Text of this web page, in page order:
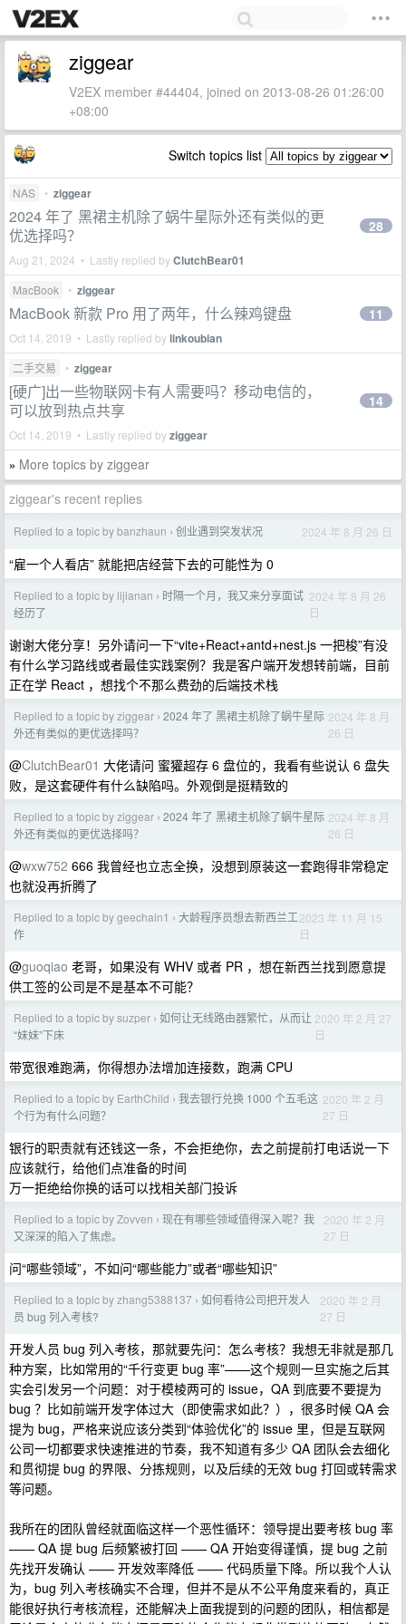
ziggear
V2EX member #44404, joined on 2013-08-26 01:26:00
+08:00
Switch topics list
NAS • ziggear
2024 年了 黑裙主机除了蜗牛星际外还有类似的更
优选择吗？
Aug 21, 2024 • Lastly replied byClutchBear01
28
MacBook • ziggear
MacBook 新款 Pro 用了两年，什么辣鸡键盘
Oct 14, 2019 • Lastly replied bylinkoubian
11
二手交易 • ziggear
[硬广]出一些物联网卡有人需要吗？移动电信的，
可以放到热点共享
Oct 14, 2019 • Lastly replied byziggear
14
» More topics by ziggear
ziggear's recent replies
Replied to a topic by banzhaun › 创业遇到突发状况 2024 年 8 月 26 日
“雇一个人看店” 就能把店经营下去的可能性为 0
Replied to a topic by lijianan › 时隔一个月，我又来分享面试
经历了
2024 年 8 月 26
日
谢谢大佬分享！另外请问一下“vite+React+antd+nest.js 一把梭”有没
有什么学习路线或者最佳实践案例？我是客户端开发想转前端，目前
正在学 React ，想找个不那么费劲的后端技术栈
Replied to a topic by ziggear › 2024 年了 黑裙主机除了蜗牛星际
外还有类似的更优选择吗？
2024 年 8 月
26 日
@ClutchBear01 大佬请问 蜜獾超存 6 盘位的，我看有些说认 6 盘失
败，是这套硬件有什么缺陷吗。外观倒是挺精致的
Replied to a topic by ziggear › 2024 年了 黑裙主机除了蜗牛星际
外还有类似的更优选择吗？
2024 年 8 月
26 日
@wxw752 666 我曾经也立志全换，没想到原装这一套跑得非常稳定
也就没再折腾了
Replied to a topic by geechain1 › 大龄程序员想去新西兰工
作
2023 年 11 月 15
日
@guoqiao 老哥，如果没有 WHV 或者 PR ，想在新西兰找到愿意提
供工签的公司是不是基本不可能？
Replied to a topic by suzper › 如何让无线路由器繁忙，从而让
“妹妹”下床
2020 年 2 月 27
日
带宽很难跑满，你得想办法增加连接数，跑满 CPU
Replied to a topic by EarthChild › 我去银行兑换 1000 个五毛这
个行为有什么问题？
2020 年 2 月
27 日
银行的职责就有还钱这一条，不会拒绝你，去之前提前打电话说一下
应该就行，给他们点准备的时间
万一拒绝给你换的话可以找相关部门投诉
Replied to a topic by Zovven › 现在有哪些领域值得深入呢？我
又深深的陷入了焦虑。
2020 年 2 月
27 日
问“哪些领域”，不如问“哪些能力”或者“哪些知识”
Replied to a topic by zhang5388137 › 如何看待公司把开发人
员 bug 列入考核?
2020 年 2 月
27 日
开发人员 bug 列入考核，那就要先问：怎么考核？我想无非就是那几
种方案，比如常用的“千行变更 bug 率”——这个规则一旦实施之后其
实会引发另一个问题：对于模棱两可的 issue，QA 到底要不要提为
bug ？比如前端开发字体过大（即使需求如此？），很多时候 QA 会
提为 bug，严格来说应该分类到“体验优化”的 issue 里，但是互联网
公司一切都要求快速推进的节奏，我不知道有多少 QA 团队会去细化
和贯彻提 bug 的界限、分拣规则，以及后续的无效 bug 打回或转需求
等问题。
我所在的团队曾经就面临这样一个恶性循环：领导提出要考核 bug 率
—— QA 提 bug 后频繁被打回 —— QA 开始变得谨慎，提 bug 之前
先找开发确认 —— 开发效率降低 —— 代码质量下降。所以我个人认
为，bug 列入考核确实不合理，但并不是从不公平角度来看的，真正
能很好执行考核流程，还能解决上面我提到的问题的团队，相信都是